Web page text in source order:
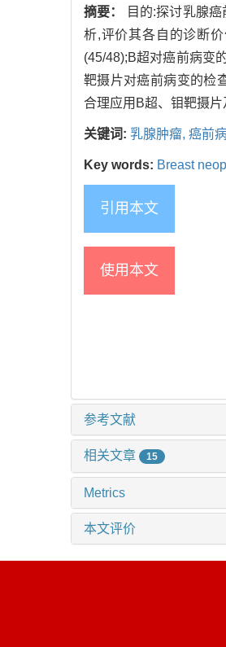
摘要：
目的:探讨乳腺
析,评价其各自的诊断
(45/48);B超对癌前病变
靶摄片对癌前病变的检
合理应用B超、钼靶摄
关键词: 乳腺肿瘤, 癌前
Key words: Breast
引用本文
使用本文
参考文献
相关文章 15
Metrics
本文评价